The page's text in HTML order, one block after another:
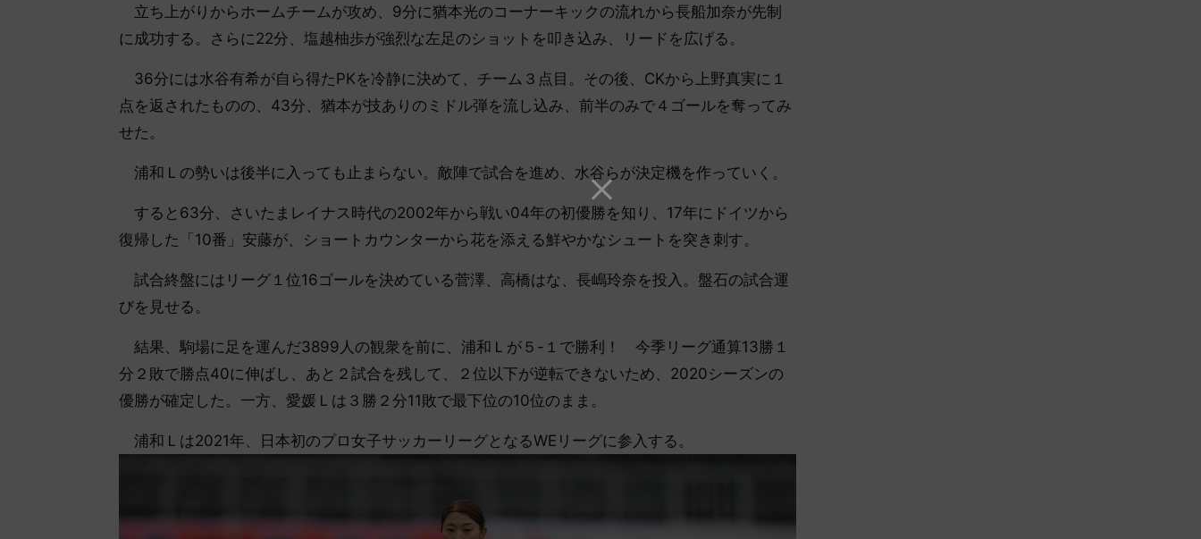
立ち上がりからホームチームが攻め、9分に猶本光のコーナーキックの流れから長船加奈が先制
に成功する。さらに22分、塩越柚歩が強烈な左足のショットを叩き込み、リードを広げる。
36分には水谷有希が自ら得たPKを冷静に決めて、チーム３点目。その後、CKから上野真実に１
点を返されたものの、43分、猶本が技ありのミドル弾を流し込み、前半のみで４ゴールを奪ってみ
せた。
浦和Ｌの勢いは後半に入っても止まらない。敵陣で試合を進め、水谷らが決定機を作っていく。
すると63分、さいたまレイナス時代の2002年から戦い04年の初優勝を知り、17年にドイツから
復帰した「10番」安藤が、ショートカウンターから花を添える鮮やかなシュートを突き刺す。
試合終盤にはリーグ１位16ゴールを決めている菅澤、高橋はな、長嶋玲奈を投入。盤石の試合運
びを見せる。
結果、駒場に足を運んだ3899人の観衆を前に、浦和Ｌが５-１で勝利！ 今季リーグ通算13勝１
分２敗で勝点40に伸ばし、あと２試合を残して、２位以下が逆転できないため、2020シーズンの
優勝が確定した。一方、愛媛Ｌは３勝２分11敗で最下位の10位のまま。
浦和Ｌは2021年、日本初のプロ女子サッカーリーグとなるWEリーグに参入する。